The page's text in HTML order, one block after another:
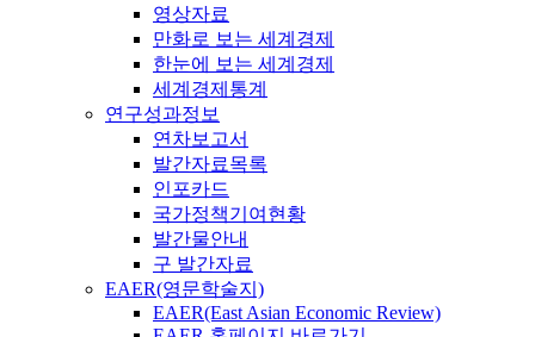
영상자료
만화로 보는 세계경제
한눈에 보는 세계경제
세계경제통계
연구성과정보
연차보고서
발간자료목록
인포카드
국가정책기여현황
발간물안내
구 발간자료
EAER(영문학술지)
EAER(East Asian Economic Review)